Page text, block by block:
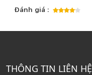
Đánh giá :
THÔNG TIN LIÊN HỆ